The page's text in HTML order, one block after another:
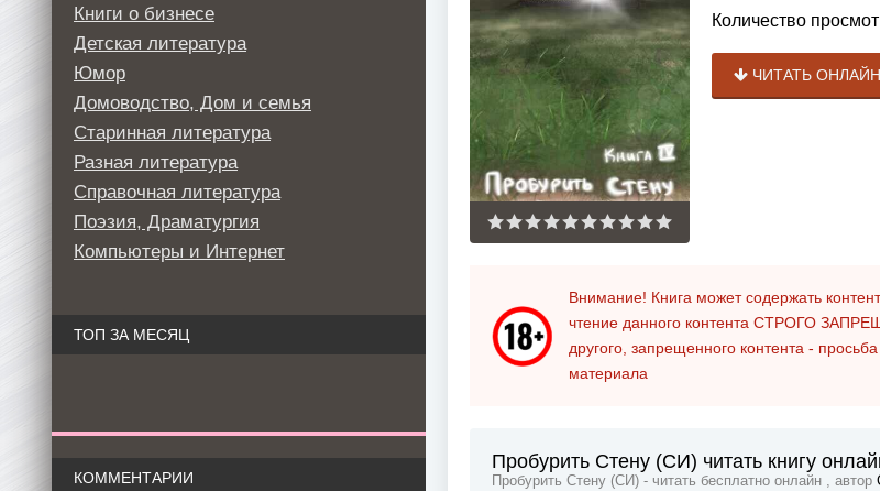
Количество
ЧИТАТЬ ОНЛАЙН
Внимание! Книга может содержать
чтение данного контента СТРОГО
другого, запрещенного контента -
материала
Пробурить Стену (СИ) читать книгу
Пробурить Стену (СИ) - читать бесплатно онлайн , автор
Книги о бизнесе
Детская литература
Юмор
Домоводство, Дом и семья
Старинная литература
Разная литература
Справочная литература
Поэзия, Драматургия
Компьютеры и Интернет
ТОП ЗА МЕСЯЦ
КОММЕНТАРИИ